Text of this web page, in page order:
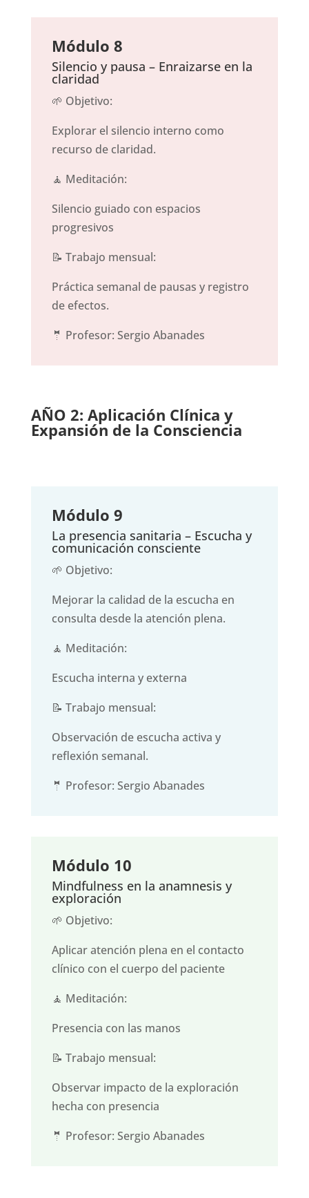
Módulo 8
Silencio y pausa – Enraizarse en la
claridad
🌱 Objetivo:
Explorar el silencio interno como
recurso de claridad.
🧘 Meditación:
Silencio guiado con espacios
progresivos
📝 Trabajo mensual:
Práctica semanal de pausas y registro
de efectos.
🤵 Profesor: Sergio Abanades
AÑO 2: Aplicación Clínica y
Expansión de la Consciencia
Módulo 9
La presencia sanitaria – Escucha y
comunicación consciente
🌱 Objetivo:
Mejorar la calidad de la escucha en
consulta desde la atención plena.
🧘 Meditación:
Escucha interna y externa
📝 Trabajo mensual:
Observación de escucha activa y
reflexión semanal.
🤵 Profesor: Sergio Abanades
Módulo 10
Mindfulness en la anamnesis y
exploración
🌱 Objetivo:
Aplicar atención plena en el contacto
clínico con el cuerpo del paciente
🧘 Meditación:
Presencia con las manos
📝 Trabajo mensual:
Observar impacto de la exploración
hecha con presencia
🤵 Profesor: Sergio Abanades